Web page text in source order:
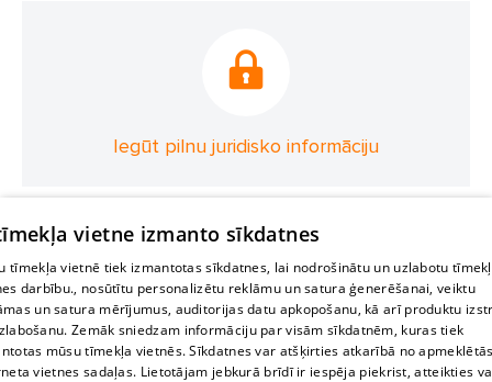
Iegūt pilnu juridisko informāciju
vietne izmanto sīkdatnes
tīmekļa vietnē tiek izmantotas sīkdatnes, lai nodrošinātu un uzlabotu
darbību., nosūtītu personalizētu reklāmu un satura ģenerēšanai, veiktu
un satura mērījumus, auditorijas datu apkopošanu, kā arī produktu
Zemāk sniedzam informāciju par visām sīkdatnēm, kuras tiek
mūsu tīmekļa vietnēs. Sīkdatnes var atšķirties atkarībā no
vietnes sadaļas. Lietotājam jebkurā brīdī ir iespēja piekrist, atteikties